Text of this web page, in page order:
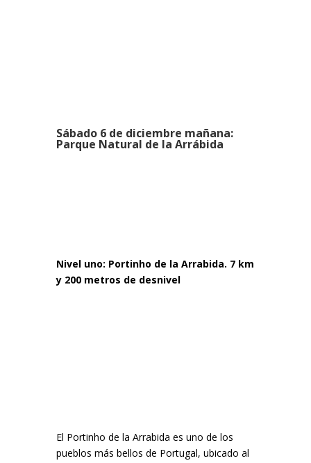
Sábado 6 de diciembre mañana:
Parque Natural de la Arrábida
Nivel uno: Portinho de la Arrabida. 7 km
y 200 metros de desnivel
El Portinho de la Arrabida es uno de los
pueblos más bellos de Portugal, ubicado al